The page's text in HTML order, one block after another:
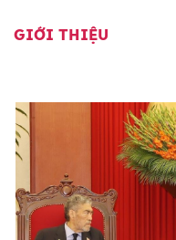
GIỚI THIỆU